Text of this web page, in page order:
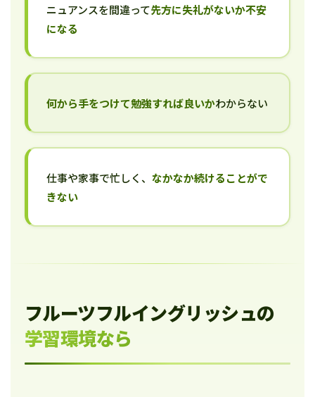
ニュアンスを間違って先方に失礼がないか不安
になる
何から手をつけて勉強すれば良いかわからない
仕事や家事で忙しく、 なかなか続けることがで
きない
フルーツフルイングリッシュの
学習環境なら